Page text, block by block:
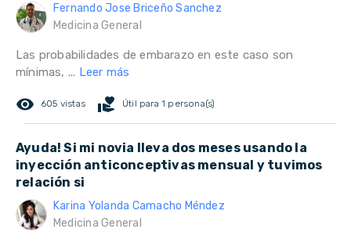
Fernando Jose Briceño Sanchez
Medicina General
Las probabilidades de embarazo en este caso son
mínimas, ... Leer más
remove_red_eye 605 vistas volunteer_activism Útil para 1 persona(s)
Ayuda! Si mi novia lleva dos meses usando la
inyección anticonceptivas mensual y tuvimos
relación si
Karina Yolanda Camacho Méndez
Medicina General